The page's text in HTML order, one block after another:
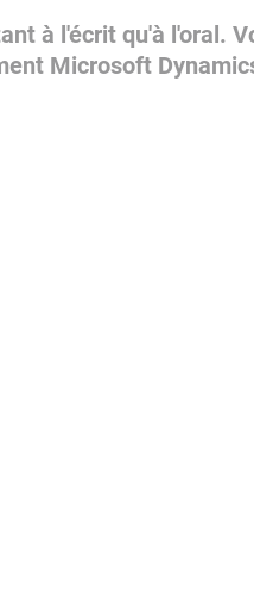
à l'écrit qu'à l'oral.
Microsoft